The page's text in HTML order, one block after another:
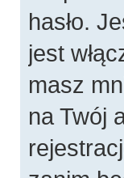
hasło.
jest
masz
na Twój